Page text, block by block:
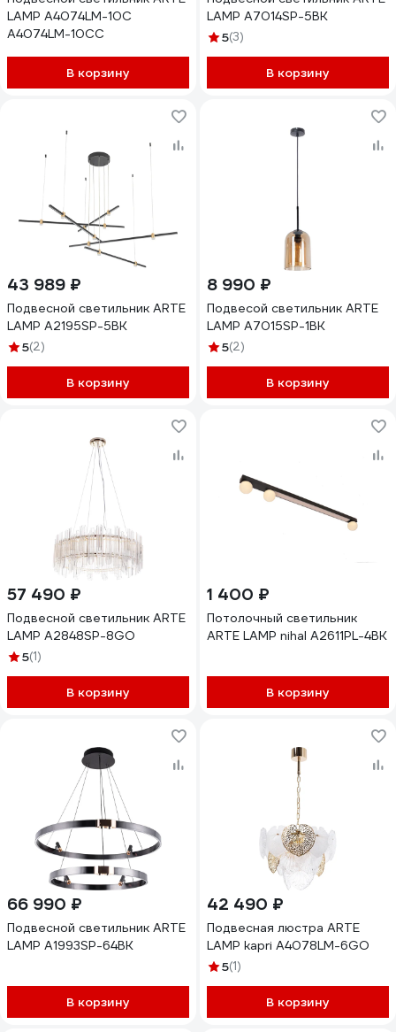
LAMP A4074LM-10C
A4074LM-10CC
В корзину
LAMP A7014SP-5BK
5(3)
В корзину
43 989 ₽
Подвесной светильник ARTE
LAMP A2195SP-5BK
5(2)
В корзину
8 990 ₽
Подвесой светильник ARTE
LAMP A7015SP-1BK
5(2)
В корзину
57 490 ₽
Подвесной светильник ARTE
LAMP A2848SP-8GO
5(1)
В корзину
1 400 ₽
Потолочный светильник
ARTE LAMP nihal A2611PL-4BK
В корзину
66 990 ₽
Подвесной светильник ARTE
LAMP A1993SP-64BK
В корзину
42 490 ₽
Подвесная люстра ARTE
LAMP kapri A4078LM-6GO
5(1)
В корзину